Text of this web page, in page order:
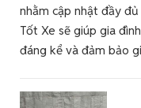
nhằm cập nhật đầy
Tốt Xe sẽ giúp gia
đáng kể và đảm bảo